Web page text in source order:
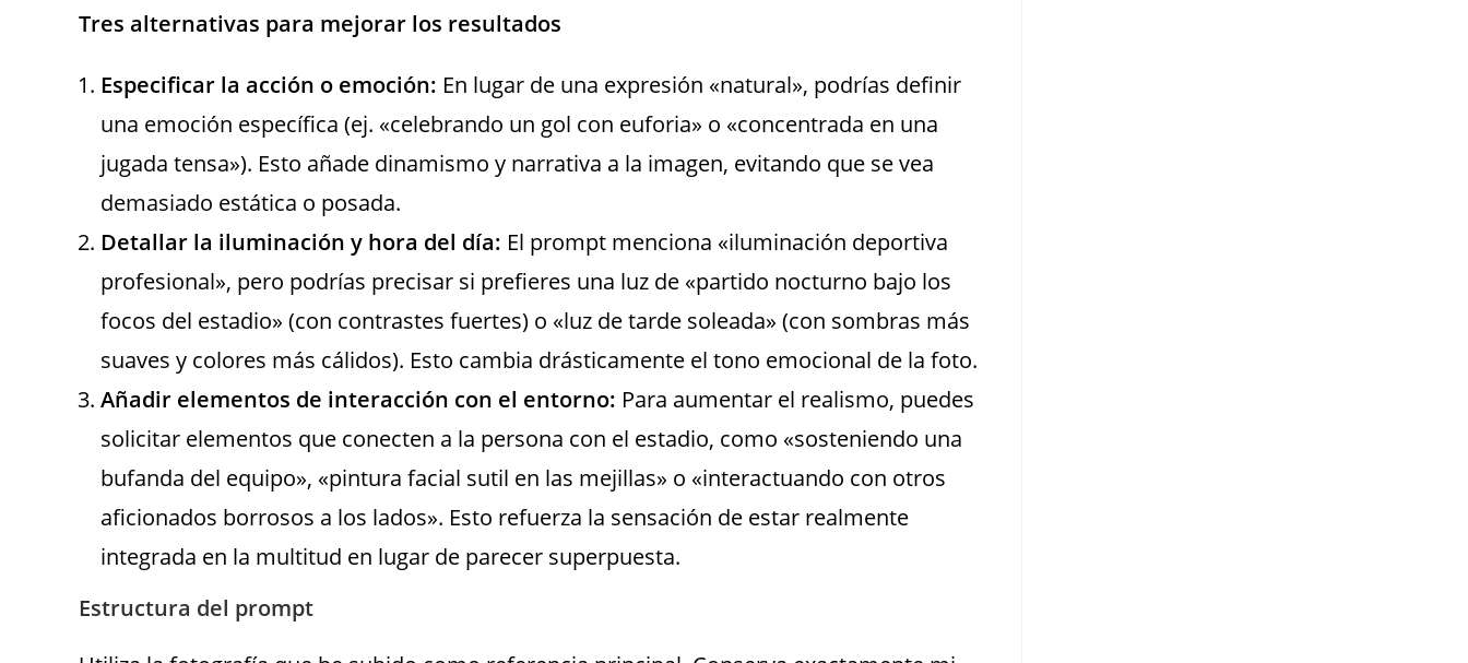
Tres alternativas para mejorar los resultados
Especificar la acción o emoción: En lugar de una expresión «natural», podrías definir
una emoción específica (ej. «celebrando un gol con euforia» o «concentrada en una
jugada tensa»). Esto añade dinamismo y narrativa a la imagen, evitando que se vea
demasiado estática o posada.
Detallar la iluminación y hora del día: El prompt menciona «iluminación deportiva
profesional», pero podrías precisar si prefieres una luz de «partido nocturno bajo los
focos del estadio» (con contrastes fuertes) o «luz de tarde soleada» (con sombras más
suaves y colores más cálidos). Esto cambia drásticamente el tono emocional de la foto.
Añadir elementos de interacción con el entorno: Para aumentar el realismo, puedes
solicitar elementos que conecten a la persona con el estadio, como «sosteniendo una
bufanda del equipo», «pintura facial sutil en las mejillas» o «interactuando con otros
aficionados borrosos a los lados». Esto refuerza la sensación de estar realmente
integrada en la multitud en lugar de parecer superpuesta.
Estructura del prompt